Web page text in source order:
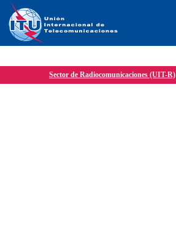
Sector de Radiocomunicaciones (UIT-R)